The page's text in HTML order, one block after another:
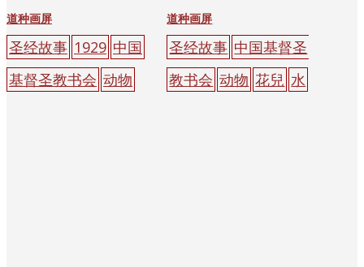
道种画屏
圣经故事 1929 中国
基督圣教书会 动物
道种画屏
圣经故事 中国基督圣
教书会 动物 花兒 水